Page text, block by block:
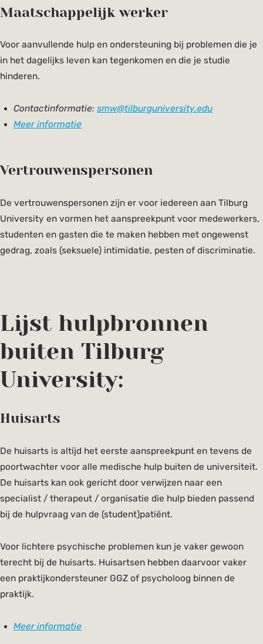
Maatschappelijk werker
Voor aanvullende hulp en ondersteuning bij problemen die je
in het dagelijks leven kan tegenkomen en die je studie
hinderen.
Contactinformatie:smw@tilburguniversity.edu
Meer informatie
Vertrouwenspersonen
De vertrouwenspersonen zijn er voor iedereen aan Tilburg
University en vormen het aanspreekpunt voor medewerkers,
studenten en gasten die te maken hebben met ongewenst
gedrag, zoals (seksuele) intimidatie, pesten of discriminatie.
Lijst hulpbronnen
buiten Tilburg
University:
Huisarts
De huisarts is altijd het eerste aanspreekpunt en tevens de
poortwachter voor alle medische hulp buiten de universiteit.
De huisarts kan ook gericht door verwijzen naar een
specialist / therapeut / organisatie die hulp bieden passend
bij de hulpvraag van de (student)patiënt.
Voor lichtere psychische problemen kun je vaker gewoon
terecht bij de huisarts. Huisartsen hebben daarvoor vaker
een praktijkondersteuner GGZ of psycholoog binnen de
praktijk.
Meer informatie